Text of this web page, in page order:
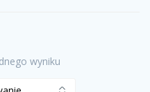
wyniku